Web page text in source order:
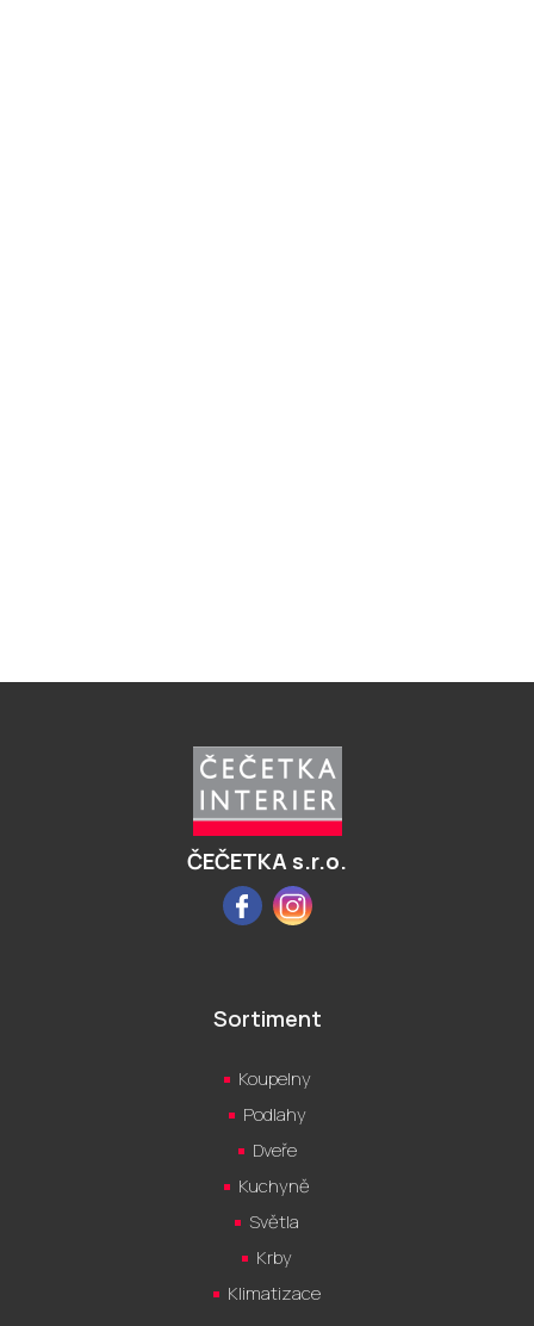
ČEČETKA s.r.o.
FacebookInstagram
Sortiment
Koupelny
Podlahy
Dveře
Kuchyně
Světla
Krby
Klimatizace